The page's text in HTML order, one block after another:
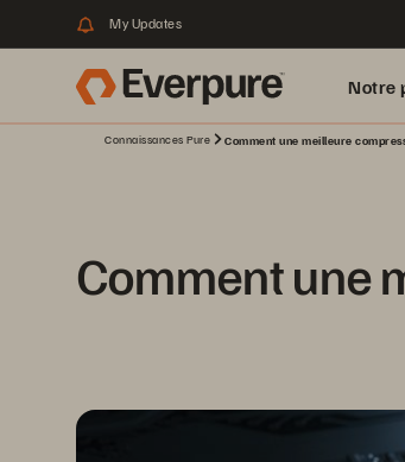
My Updates
Notre
Connaissances Pure Comment une meilleure
Comment une